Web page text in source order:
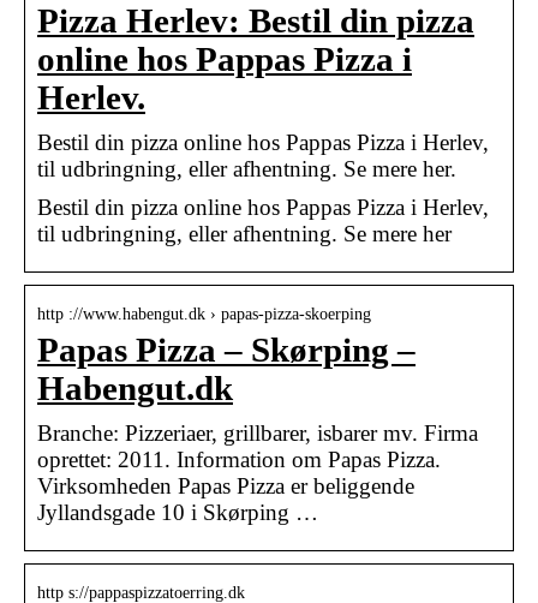
Pizza Herlev: Bestil din pizza
online hos Pappas Pizza i
Herlev.
Bestil din pizza online hos Pappas Pizza i Herlev,
til udbringning, eller afhentning. Se mere her.
Bestil din pizza online hos Pappas Pizza i Herlev,
til udbringning, eller afhentning. Se mere her
http ://www.habengut.dk › papas-pizza-skoerping
Papas Pizza – Skørping –
Habengut.dk
Branche: Pizzeriaer, grillbarer, isbarer mv. Firma
oprettet: 2011. Information om Papas Pizza.
Virksomheden Papas Pizza er beliggende
Jyllandsgade 10 i Skørping …
http s://pappaspizzatoerring.dk